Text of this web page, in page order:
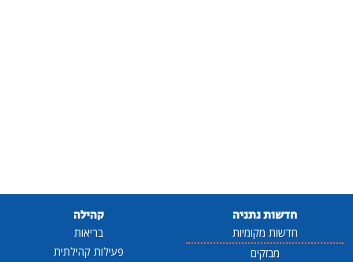
חדשות נתניה
חדשות מקומיות
מבזקים
קהילה
בריאות
פעילות קהילתית